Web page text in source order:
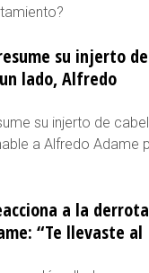
su injerto de
lado, Alfredo
su injerto de
a Alfredo Adame
a la derrota
“Te llevaste al